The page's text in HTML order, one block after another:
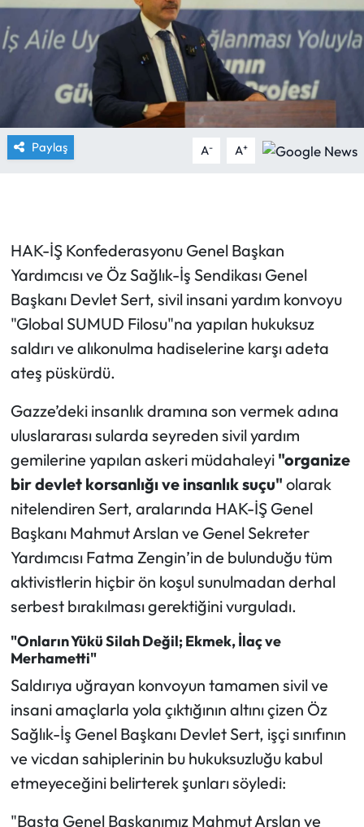
Paylaş A- A+
HAK-İŞ Konfederasyonu Genel Başkan
Yardımcısı ve Öz Sağlık-İş Sendikası Genel
Başkanı Devlet Sert, sivil insani yardım konvoyu
"Global SUMUD Filosu"na yapılan hukuksuz
saldırı ve alıkonulma hadiselerine karşı adeta
ateş püskürdü.
Gazze’deki insanlık dramına son vermek adına
uluslararası sularda seyreden sivil yardım
gemilerine yapılan askeri müdahaleyi "organize
bir devlet korsanlığı ve insanlık suçu" olarak
nitelendiren Sert, aralarında HAK-İŞ Genel
Başkanı Mahmut Arslan ve Genel Sekreter
Yardımcısı Fatma Zengin’in de bulunduğu tüm
aktivistlerin hiçbir ön koşul sunulmadan derhal
serbest bırakılması gerektiğini vurguladı.
"Onların Yükü Silah Değil; Ekmek, İlaç ve
Merhametti"
Saldırıya uğrayan konvoyun tamamen sivil ve
insani amaçlarla yola çıktığının altını çizen Öz
Sağlık-İş Genel Başkanı Devlet Sert, işçi sınıfının
ve vicdan sahiplerinin bu hukuksuzluğu kabul
etmeyeceğini belirterek şunları söyledi:
"Başta Genel Başkanımız Mahmut Arslan ve